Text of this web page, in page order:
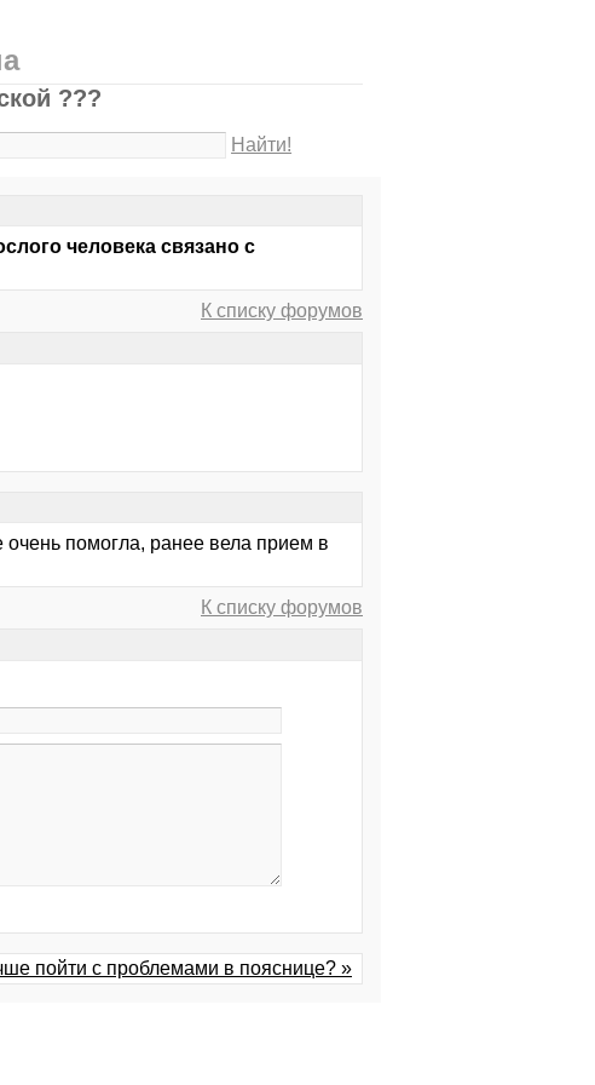
???
Найти!
человека связано с
К списку форумов
помогла, ранее вела прием в
К списку форумов
пойти с проблемами в пояснице? »